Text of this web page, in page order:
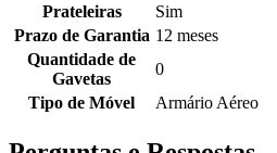
Prateleiras
Sim
Prazo de Garantia 12 meses
Quantidade de
Gavetas
0
Tipo de Móvel
Armário Aéreo